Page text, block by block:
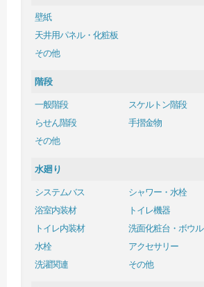
壁紙
天井用パネル・化粧板
その他
階段
一般階段
スケルトン階段
らせん階段
手摺金物
その他
水廻り
システムバス
シャワー・水栓
浴室内装材
トイレ機器
トイレ内装材
洗面化粧台・ボウル
水栓
アクセサリー
洗濯関連
その他